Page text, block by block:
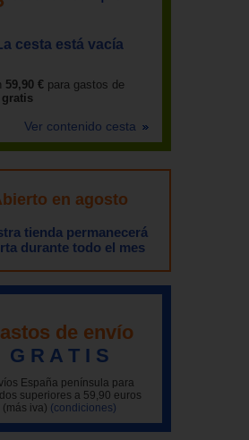
cesta está vacía
59,90 € para gastos de
gratis
Ver contenido cesta
en agosto
tienda permanecerá
durante todo el mes
de envío
G R A T I S
España península para
superiores a 59,90 euros
(más iva) (condiciones)